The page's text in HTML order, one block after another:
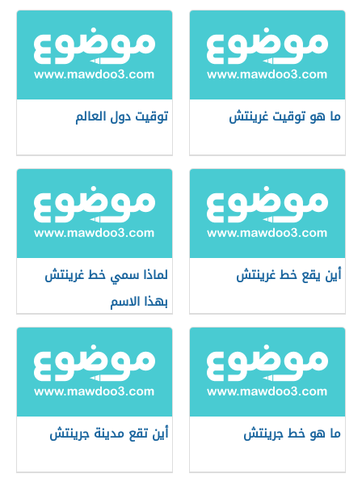
ما هو توقيت غرينتش توقيت دول العالم
أين يقع خط غرينتش
لماذا سمي خط غرينتش
بهذا الاسم
ما هو خط جرينتش أين تقع مدينة جرينتش